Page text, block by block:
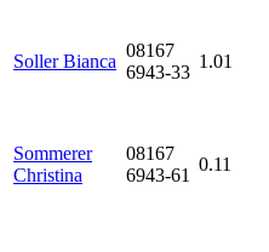
Soller Bianca
08167
6943-33
1.01
Sommerer
Christina
08167
6943-61
0.11